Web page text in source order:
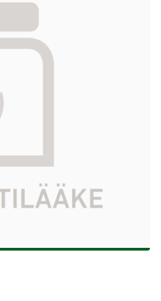
aine liuosta varten
korvattavuus